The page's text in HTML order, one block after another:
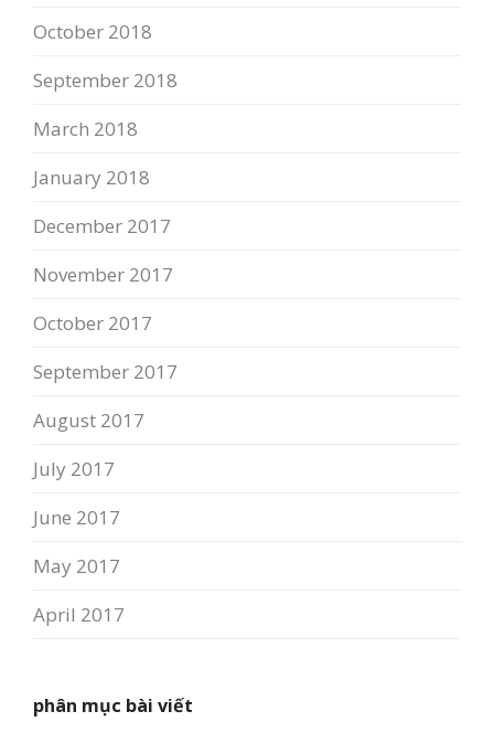
October 2018
September 2018
March 2018
January 2018
December 2017
November 2017
October 2017
September 2017
August 2017
July 2017
June 2017
May 2017
April 2017
phân mục bài viết